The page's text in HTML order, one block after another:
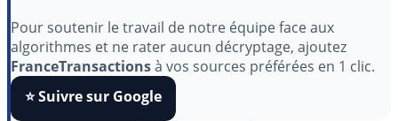
aimez nos outils ?
Pour soutenir le travail de notre équipe face aux
algorithmes et ne rater aucun décryptage, ajoutez
FranceTransactionsà vos sources préférées en 1 clic.